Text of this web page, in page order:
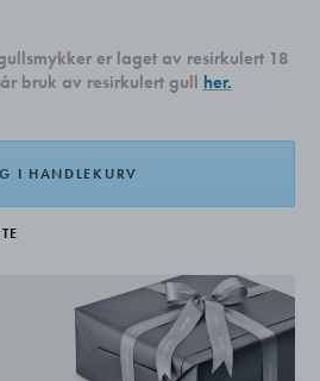
er laget av resirkulert 18
bruk av resirkulert gull her.
I HANDLEKURV